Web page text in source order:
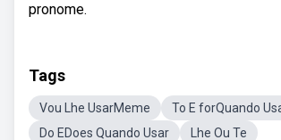
pronome.
Tags
Vou Lhe UsarMeme
To E forQuando
Do EDoes Quando Usar
Lhe Ou Te